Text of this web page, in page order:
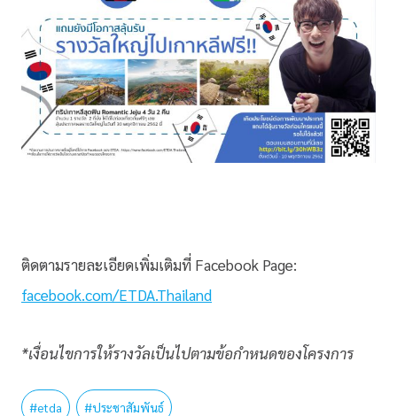
ติดตามรายละเอียดเพิ่มเติมที่ Facebook Page:
facebook.com/ETDA.Thailand
*เงื่อนไขการให้รางวัลเป็นไปตามข้อกำหนดของโครงการ
#etda #ประชาสัมพันธ์